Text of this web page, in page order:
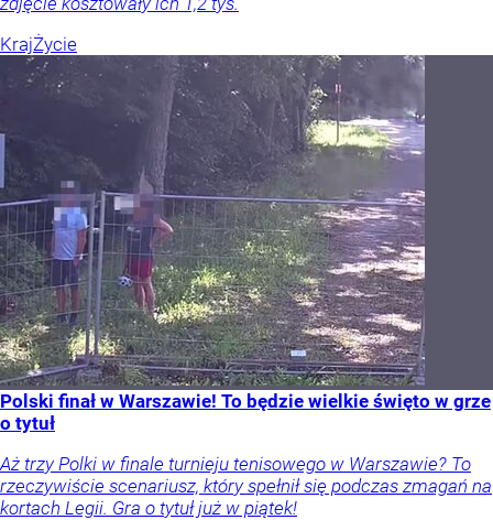
KrajŻycie
Polski finał w Warszawie! To będzie wielkie święto w grze
o tytuł
Aż trzy Polki w finale turnieju tenisowego w Warszawie? To
rzeczywiście scenariusz, który spełnił się podczas zmagań na
kortach Legii. Gra o tytuł już w piątek!